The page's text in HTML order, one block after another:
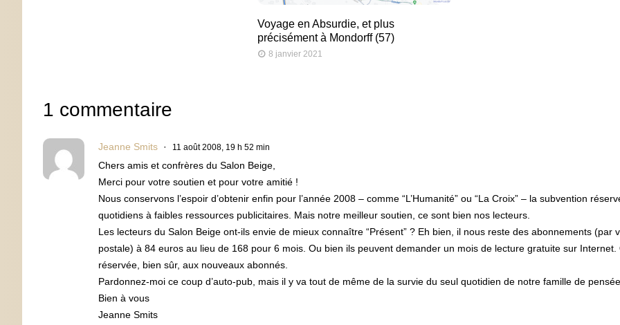
Voyage en Absurdie, et plus
précisément à Mondorff (57)
8 janvier 2021
1 commentaire
Jeanne Smits 11 août 2008, 19 h 52 min
Chers amis et confrères du Salon Beige,
Merci pour votre soutien et pour votre amitié !
Nous conservons l’espoir d’obtenir enfin pour l’année 2008 – comme “L’Humanité” ou “La Croix” – la subvention
quotidiens à faibles ressources publicitaires. Mais notre meilleur soutien, ce sont bien nos lecteurs.
Les lecteurs du Salon Beige ont-ils envie de mieux connaître “Présent” ? Eh bien, il nous reste des abonnements (par
postale) à 84 euros au lieu de 168 pour 6 mois. Ou bien ils peuvent demander un mois de lecture gratuite sur Internet.
réservée, bien sûr, aux nouveaux abonnés.
Pardonnez-moi ce coup d’auto-pub, mais il y va tout de même de la survie du seul quotidien de notre famille de
Bien à vous
Jeanne Smits